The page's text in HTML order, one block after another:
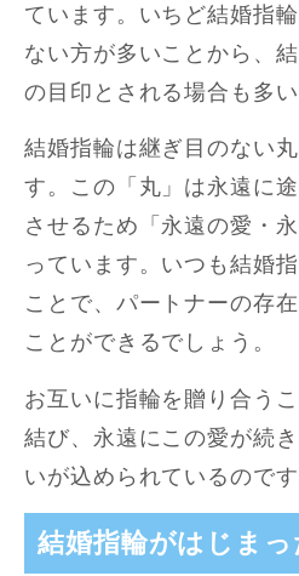
ています。いちど結婚指
ない方が多いことから、
の目印とされる場合も多
結婚指輪は継ぎ目のない
す。この「丸」は永遠に
させるため「永遠の愛・
っています。いつも結婚
ことで、パートナーの存
ことができるでしょう。
お互いに指輪を贈り合う
結び、永遠にこの愛が続
いが込められているのです
結婚指輪がはじま